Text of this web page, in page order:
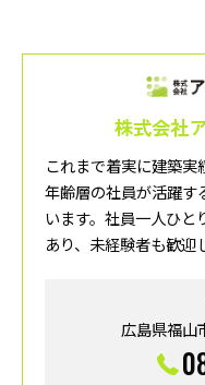
株式会社
これまで着実に建築実
年齢層の社員が活躍す
います。社員一人ひと
あり、未経験者も歓迎
広島県福山